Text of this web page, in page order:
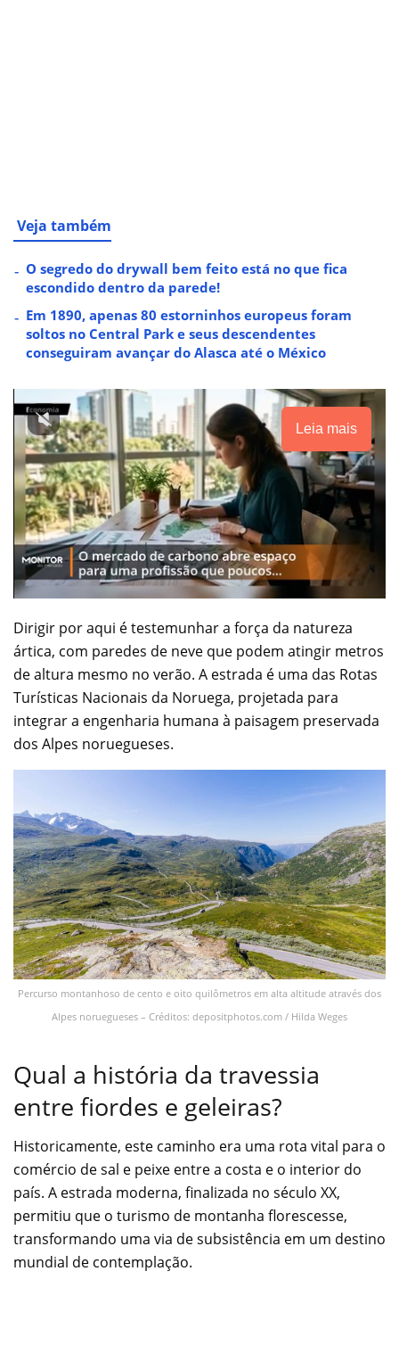
Veja também
O segredo do drywall bem feito está no que fica
escondido dentro da parede!
Em 1890, apenas 80 estorninhos europeus foram
soltos no Central Park e seus descendentes
conseguiram avançar do Alasca até o México
Leia mais
Dirigir por aqui é testemunhar a força da natureza
ártica, com paredes de neve que podem atingir metros
de altura mesmo no verão. A estrada é uma das Rotas
Turísticas Nacionais da Noruega, projetada para
integrar a engenharia humana à paisagem preservada
dos Alpes noruegueses.
Percurso montanhoso de cento e oito quilômetros em alta altitude através dos
Alpes noruegueses – Créditos: depositphotos.com / Hilda Weges
Qual a história da travessia
entre fiordes e geleiras?
Historicamente, este caminho era uma rota vital para o
comércio de sal e peixe entre a costa e o interior do
país. A estrada moderna, finalizada no século XX,
permitiu que o turismo de montanha florescesse,
transformando uma via de subsistência em um destino
mundial de contemplação.